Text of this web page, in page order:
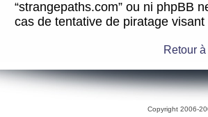
“strangepaths.com” ou ni phpBB
cas de tentative de piratage
Retour
Copyright 2006-